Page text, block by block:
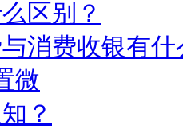
消费收银有什